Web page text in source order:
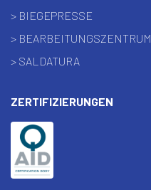
> BIEGEPRESSE
> BEARBEITUNGSZENTRUM
> SALDATURA
ZERTIFIZIERUNGEN